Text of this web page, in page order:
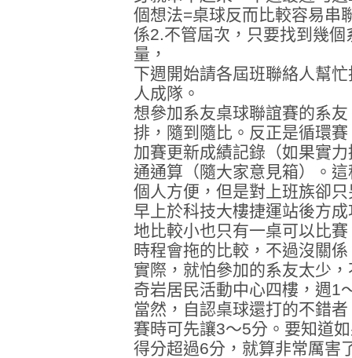
個想法=桌球反而比較容易串
係2.不管屆次，只要找到幾
量，
下週開始請各屆班聯絡人幫
人成隊。
想參加系友桌球聯誼賽的系
排，隨到隨比。反正是循環
加賽更新成績記錄（如果實
通通算（隨大家意見箱）。
個人方便，但是對上班族卻
早上於科技大樓捷運站後方
地比較小也只有一桌可以比
時程會拖的比較，不過沒關
實際，就怕參加的系友太少
奇岩居民活動中心四樓，週1
當然，自認桌球還打的不錯
賽時可先讓3～5分。要知道
得分超過6分，就算非常厲害